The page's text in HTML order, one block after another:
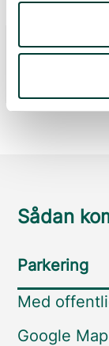
Er hele
Sådan
Parkering
Med
Google